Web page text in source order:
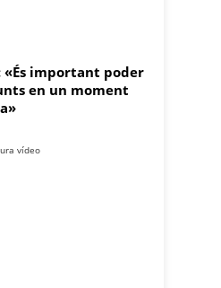
«És important poder
en un moment